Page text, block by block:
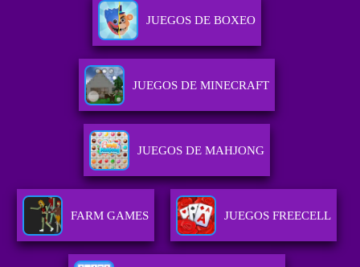
JUEGOS DE BOXEO
JUEGOS DE MINECRAFT
JUEGOS DE MAHJONG
FARM GAMES JUEGOS FREECELL